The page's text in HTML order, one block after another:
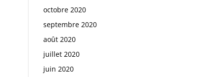
octobre 2020
septembre 2020
août 2020
juillet 2020
juin 2020